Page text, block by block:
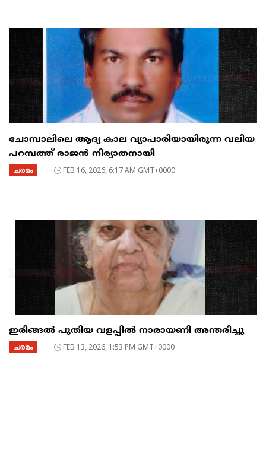
ചോമ്പാലിലെ ആദ്യ കാല വ്യാപാരിയായിരുന്ന വലിയ
പറമ്പത്ത് രാജൻ നിര്യാതനായി
ചരമം FEB 16, 2026, 6:17 AM GMT+0000
ഇരിങ്ങൽ പുതിയ വളപ്പിൽ നാരായണി അന്തരിച്ചു
ചരമം FEB 13, 2026, 1:53 PM GMT+0000